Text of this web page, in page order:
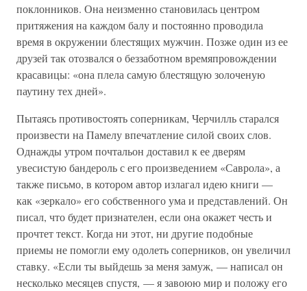
поклонников. Она неизменно становилась центром
притяжения на каждом балу и постоянно проводила
время в окружении блестящих мужчин. Позже один из ее
друзей так отозвался о беззаботном времяпровождении
красавицы: «она плела самую блестящую золоченую
паутину тех дней».
Пытаясь противостоять соперникам, Черчилль старался
произвести на Памелу впечатление силой своих слов.
Однажды утром почтальон доставил к ее дверям
увесистую бандероль с его произведением «Саврола», а
также письмо, в котором автор излагал идею книги —
как «зеркало» его собственного ума и представлений. Он
писал, что будет признателен, если она окажет честь и
прочтет текст. Когда ни этот, ни другие подобные
приемы не помогли ему одолеть соперников, он увеличил
ставку. «Если ты выйдешь за меня замуж, — написал он
несколько месяцев спустя, — я завоюю мир и положу его